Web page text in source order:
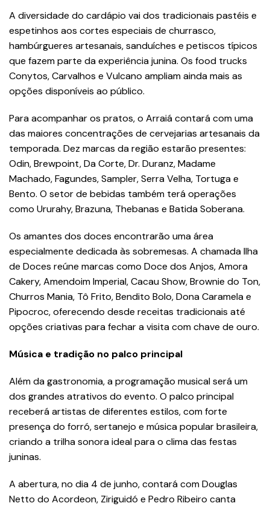
A diversidade do cardápio vai dos tradicionais pastéis e
espetinhos aos cortes especiais de churrasco,
hambúrgueres artesanais, sanduíches e petiscos típicos
que fazem parte da experiência junina. Os food trucks
Conytos, Carvalhos e Vulcano ampliam ainda mais as
opções disponíveis ao público.
Para acompanhar os pratos, o Arraiá contará com uma
das maiores concentrações de cervejarias artesanais da
temporada. Dez marcas da região estarão presentes:
Odin, Brewpoint, Da Corte, Dr. Duranz, Madame
Machado, Fagundes, Sampler, Serra Velha, Tortuga e
Bento. O setor de bebidas também terá operações
como Ururahy, Brazuna, Thebanas e Batida Soberana.
Os amantes dos doces encontrarão uma área
especialmente dedicada às sobremesas. A chamada Ilha
de Doces reúne marcas como Doce dos Anjos, Amora
Cakery, Amendoim Imperial, Cacau Show, Brownie do Ton,
Churros Mania, Tô Frito, Bendito Bolo, Dona Caramela e
Pipocroc, oferecendo desde receitas tradicionais até
opções criativas para fechar a visita com chave de ouro.
Música e tradição no palco principal
Além da gastronomia, a programação musical será um
dos grandes atrativos do evento. O palco principal
receberá artistas de diferentes estilos, com forte
presença do forró, sertanejo e música popular brasileira,
criando a trilha sonora ideal para o clima das festas
juninas.
A abertura, no dia 4 de junho, contará com Douglas
Netto do Acordeon, Ziriguidó e Pedro Ribeiro canta